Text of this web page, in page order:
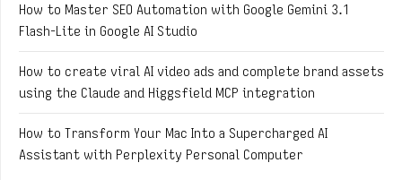
How to Master SEO Automation with Google Gemini 3.1
Flash-Lite in Google AI Studio
How to create viral AI video ads and complete brand assets
using the Claude and Higgsfield MCP integration
How to Transform Your Mac Into a Supercharged AI
Assistant with Perplexity Personal Computer